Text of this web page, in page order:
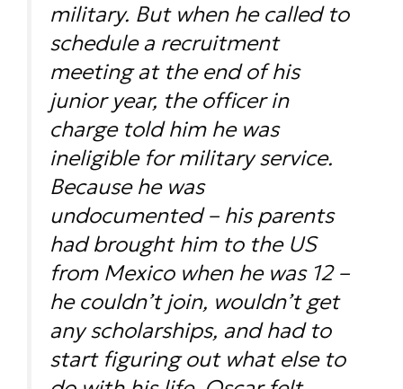
military. But when he called to
schedule a recruitment
meeting at the end of his
junior year, the officer in
charge told him he was
ineligible for military service.
Because he was
undocumented – his parents
had brought him to the US
from Mexico when he was 12 –
he couldn’t join, wouldn’t get
any scholarships, and had to
start figuring out what else to